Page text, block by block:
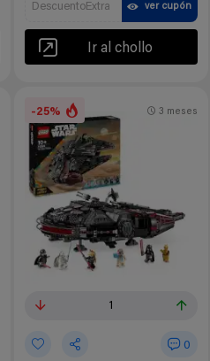
DescuentoExtra ver cupón
Ir al chollo
-25%
1
0
3 meses